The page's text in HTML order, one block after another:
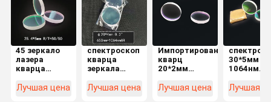
45 зеркало
лазера
кварца
степени
Лучшая цена
спектроскоп
кварца
зеркала
1064nmAR
Лучшая цена
Импортированный
кварц
20*2мм
Т20%
Лучшая цена
30*5мм
1064нм
ДЖГС1
Лучшая